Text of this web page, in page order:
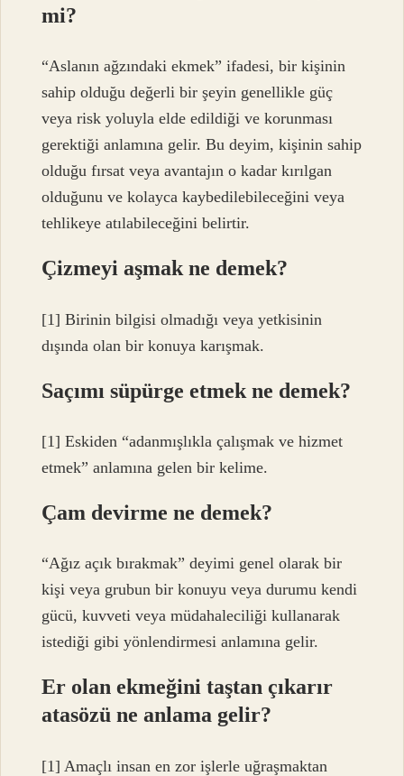
mi?
“Aslanın ağzındaki ekmek” ifadesi, bir kişinin
sahip olduğu değerli bir şeyin genellikle güç
veya risk yoluyla elde edildiği ve korunması
gerektiği anlamına gelir. Bu deyim, kişinin sahip
olduğu fırsat veya avantajın o kadar kırılgan
olduğunu ve kolayca kaybedilebileceğini veya
tehlikeye atılabileceğini belirtir.
Çizmeyi aşmak ne demek?
[1] Birinin bilgisi olmadığı veya yetkisinin
dışında olan bir konuya karışmak.
Saçımı süpürge etmek ne demek?
[1] Eskiden “adanmışlıkla çalışmak ve hizmet
etmek” anlamına gelen bir kelime.
Çam devirme ne demek?
“Ağız açık bırakmak” deyimi genel olarak bir
kişi veya grubun bir konuyu veya durumu kendi
gücü, kuvveti veya müdahaleciliği kullanarak
istediği gibi yönlendirmesi anlamına gelir.
Er olan ekmeğini taştan çıkarır
atasözü ne anlama gelir?
[1] Amaçlı insan en zor işlerle uğraşmaktan